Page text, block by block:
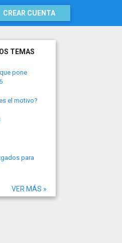
CREAR CUENTA
TEMAS
pone
el motivo?
para
VER MÁS »